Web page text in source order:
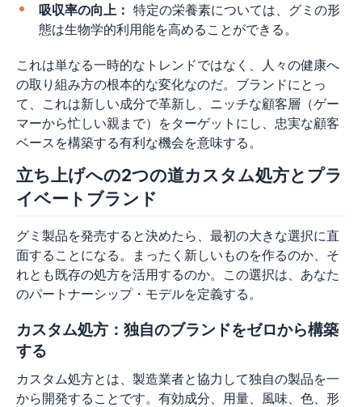
吸収率の向上： 特定の栄養素については、グミの形
態は生物学的利用能を高めることができる。
これは単なる一時的なトレンドではなく、人々の健康へ
の取り組み方の根本的な変化なのだ。ブランドにとっ
て、これは新しい成分で革新し、ニッチな顧客層（ゲー
マーから忙しい親まで）をターゲットにし、忠実な顧客
ベースを構築する有利な機会を意味する。
立ち上げへの2つの道カスタム処方とプラ
イベートブランド
グミ製品を発売すると決めたら、最初の大きな選択に直
面することになる。まったく新しいものを作るのか、そ
れとも既存の処方を活用するのか。この選択は、あなた
のパートナーシップ・モデルを定義する。
カスタム処方：独自のブランドをゼロから構築
する
カスタム処方とは、製造業者と協力して独自の製品を一
から開発することです。有効成分、用量、風味、色、形